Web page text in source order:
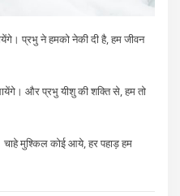
प्रभु ने हमको नेकी दी है, हम जीवन
और प्रभु यीशु की शक्ति से, हम तो
मुश्किल कोई आये, हर पहाड़ हम